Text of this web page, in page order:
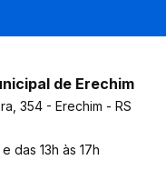
de Erechim
354 - Erechim - RS
das 13h às 17h